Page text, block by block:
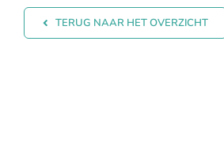
TERUG NAAR HET OVERZICHT